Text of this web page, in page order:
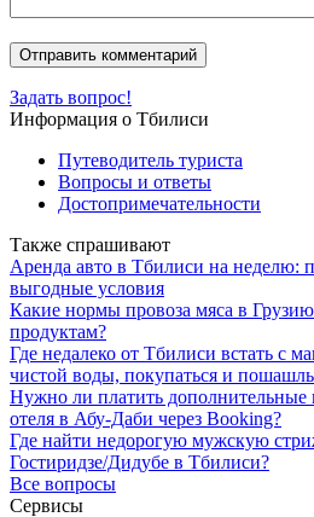
Задать вопрос!
Информация о Тбилиси
Путеводитель туриста
Вопросы и ответы
Достопримечательности
Также спрашивают
Аренда авто в Тбилиси на неделю:
выгодные условия
Какие нормы провоза мяса в
продуктам?
Где недалеко от Тбилиси встать с
чистой воды, покупаться и
Нужно ли платить дополнительные
отеля в Абу-Даби через Booking?
Где найти недорогую мужскую
Гостиридзе/Дидубе в Тбилиси?
Все вопросы
Сервисы